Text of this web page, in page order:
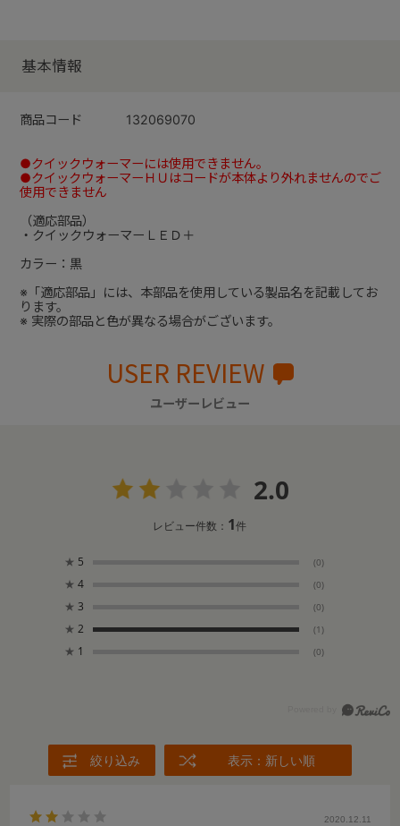
基本情報
商品コード 132069070
●クイックウォーマーには使用できません。
●クイックウォーマーＨＵはコードが本体より外れませんのでご
使用できません
（適応部品）
・クイックウォーマーＬＥＤ＋
カラー：黒
※「適応部品」には、本部品を使用している製品名を記載してお
ります。
※ 実際の部品と色が異なる場合がございます。
USER REVIEW
ユーザーレビュー
2.0
レビュー件数： 1件
★ 5 (0)
★ 4 (0)
★ 3 (0)
★ 2 (1)
★ 1 (0)
絞り込み 表示：新しい順
2020.12.11